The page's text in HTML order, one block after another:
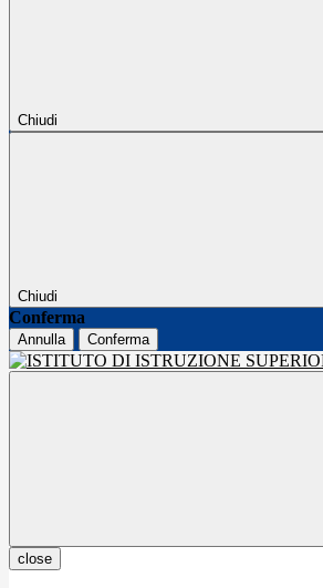
Chiudi
Chiudi
Conferma
Annulla Conferma
close